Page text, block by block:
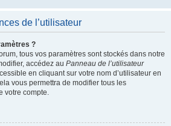
de l’utilisateur
?
tous vos paramètres sont stockés dans notre
accédez au Panneau de l’utilisateur
en cliquant sur votre nom d’utilisateur en
vous permettra de modifier tous les
votre compte.